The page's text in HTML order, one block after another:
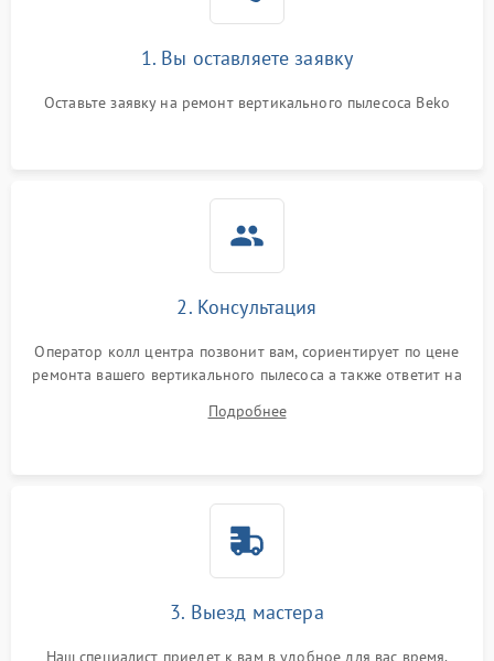
1. Вы оставляете заявку
Оставьте заявку на ремонт вертикального пылесоса Beko
2. Консультация
Оператор колл центра позвонит вам, сориентирует по цене
ремонта вашего вертикального пылесоса а также ответит на
Подробнее
3. Выезд мастера
Наш специалист приедет к вам в удобное для вас время.